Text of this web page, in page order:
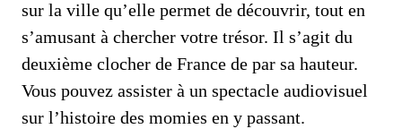
sur la ville qu’elle permet de découvrir, tout en
s’amusant à chercher votre trésor. Il s’agit du
deuxième clocher de France de par sa hauteur.
Vous pouvez assister à un spectacle audiovisuel
sur l’histoire des momies en y passant.